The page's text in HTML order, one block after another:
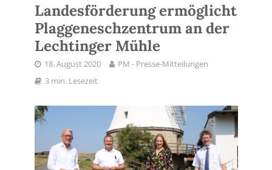
Landesförderung ermöglicht
Plaggeneschzentrum an der
Lechtinger Mühle
18. August 2020
PM - Presse-Mitteilungen
3 min. Lesezeit